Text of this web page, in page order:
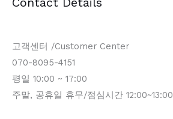
고객센터 /Customer Center
070-8095-4151
평일 10:00 ~ 17:00
주말, 공휴일 휴무/점심시간 12:00~13:00